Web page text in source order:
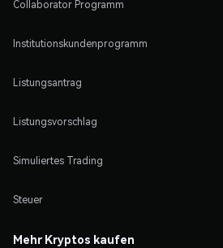
Collaborator Programm
Institutionskundenprogramm
Listungsantrag
Listungsvorschlag
Simuliertes Trading
Steuer
Mehr Kryptos kaufen